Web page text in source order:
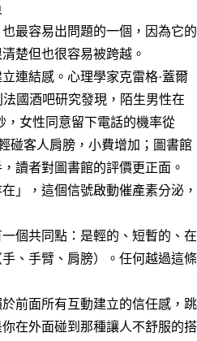
最容易出問題的一個，因為它的
楚但也很容易被跨越。
連結感。心理學家克雷格·蓋爾
法國酒吧研究發現，陌生男性在
，女性同意留下電話的機率從
碰客人肩膀，小費增加；圖書館
讀者對圖書館的評價更正面。
」，這個信號啟動催產素分泌，
個共同點：是輕的、短暫的、在
、手臂、肩膀）。任何越過這條
前面所有互動建立的信任感，跳
在外面碰到那種讓人不舒服的搭